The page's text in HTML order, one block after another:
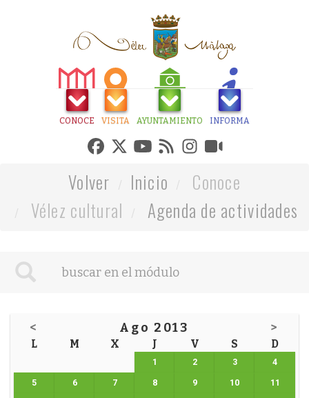
CONOCE VISITA AYUNTAMIENTO INFORMA
Volver Inicio
Conoce
Vélez cultural
Agenda de actividades
< Ago 2013 >
L M X J V S D
1 2 3 4
5 6 7 8 9 10 11